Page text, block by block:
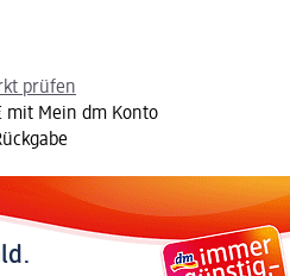
prüfen
mit Mein dm Konto